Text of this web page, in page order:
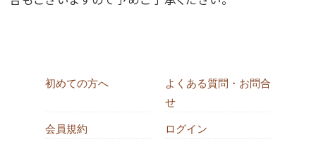
初めての方へ
よくある質問・お問合
せ
会員規約 ログイン